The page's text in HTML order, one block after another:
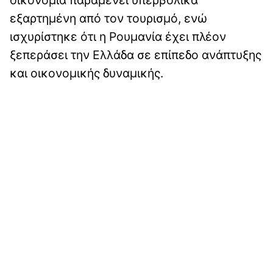
εξαρτημένη από τον τουρισμό, ενώ
ισχυρίστηκε ότι η Ρουμανία έχει πλέον
ξεπεράσει την Ελλάδα σε επίπεδο ανάπτυξης
και οικονομικής δυναμικής.